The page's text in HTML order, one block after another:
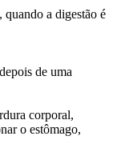
a digestão é
de uma
corporal,
o estômago,